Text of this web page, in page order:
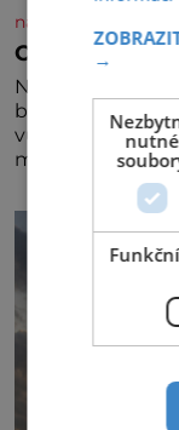
nasehvezdy.cz
Osamělá
Nedávno se
blízkého přítele,
vůbec pravda?
→
nutné